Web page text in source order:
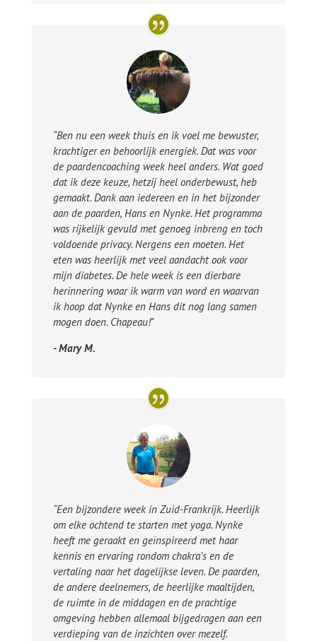
“Ben nu een week thuis en ik voel me bewuster,
krachtiger en behoorlijk energiek. Dat was voor
de paardencoaching week heel anders. Wat goed
dat ik deze keuze, hetzij heel onderbewust, heb
gemaakt. Dank aan iedereen en in het bijzonder
aan de paarden, Hans en Nynke. Het programma
was rijkelijk gevuld met genoeg inbreng en toch
voldoende privacy. Nergens een moeten. Het
eten was heerlijk met veel aandacht ook voor
mijn diabetes. De hele week is een dierbare
herinnering waar ik warm van word en waarvan
ik hoop dat Nynke en Hans dit nog lang samen
mogen doen. Chapeau!"
- Mary M.
“Een bijzondere week in Zuid-Frankrijk. Heerlijk
om elke ochtend te starten met yoga. Nynke
heeft me geraakt en geïnspireerd met haar
kennis en ervaring rondom chakra’s en de
vertaling naar het dagelijkse leven. De paarden,
de andere deelnemers, de heerlijke maaltijden,
de ruimte in de middagen en de prachtige
omgeving hebben allemaal bijgedragen aan een
verdieping van de inzichten over mezelf.